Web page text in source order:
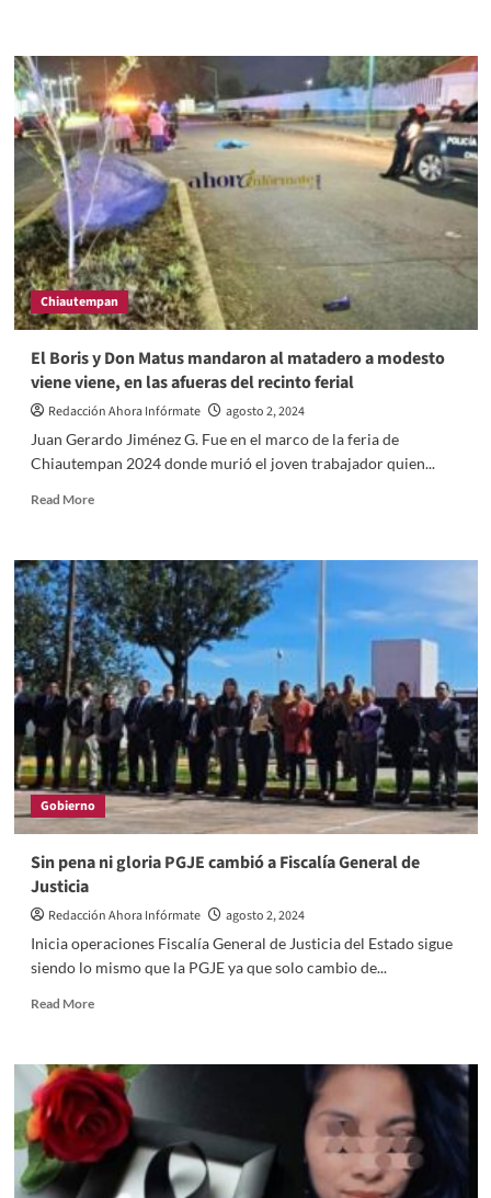
Presume
FGJE
trabajo
de
la
PGJE
Chiautempan
El Boris y Don Matus mandaron al matadero a modesto
viene viene, en las afueras del recinto ferial
Redacción Ahora Infórmate
agosto 2, 2024
Juan Gerardo Jiménez G. Fue en el marco de la feria de
Chiautempan 2024 donde murió el joven trabajador quien...
Read MoreRead
El
Boris
y
Don
Matus
mandaron
al
matadero
a
modesto
viene
viene,
en
las
del
ferial
Gobierno
Sin pena ni gloria PGJE cambió a Fiscalía General de
Justicia
Redacción Ahora Infórmate
agosto 2, 2024
Inicia operaciones Fiscalía General de Justicia del Estado sigue
siendo lo mismo que la PGJE ya que solo cambio de...
Read MoreRead
Sin
pena
ni
gloria
PGJE
cambió